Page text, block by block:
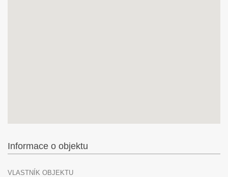
Informace o objektu
VLASTNÍK OBJEKTU